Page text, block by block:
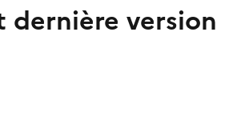
dernière version